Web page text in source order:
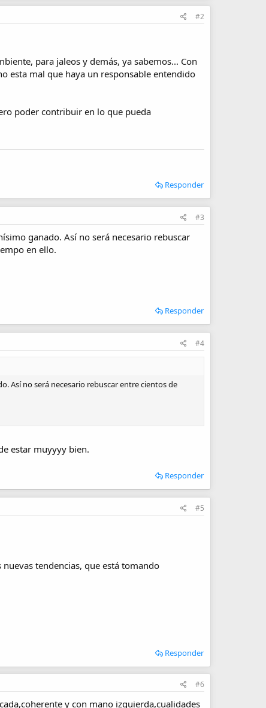
#2
para jaleos y demás, ya sabemos... Con
esta mal que haya un responsable entendido
poder contribuir en lo que pueda
Responder
#3
ganado. Así no será necesario rebuscar
en ello.
Responder
#4
Así no será necesario rebuscar entre cientos de
estar muyyyy bien.
Responder
#5
tendencias, que está tomando
Responder
#6
y con mano izquierda,cualidades